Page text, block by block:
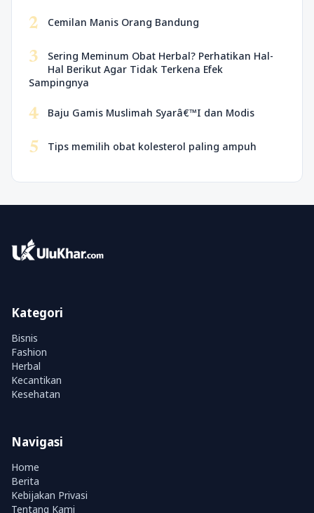
2 Cemilan Manis Orang Bandung
3
Sering Meminum Obat Herbal? Perhatikan Hal-
Hal Berikut Agar Tidak Terkena Efek
Sampingnya
4 Baju Gamis Muslimah Syarâ€™I dan Modis
5 Tips memilih obat kolesterol paling ampuh
Kategori
Bisnis
Fashion
Herbal
Kecantikan
Kesehatan
Navigasi
Home
Berita
Kebijakan Privasi
Tentang Kami